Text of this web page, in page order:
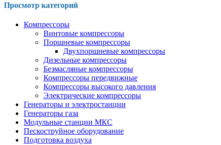
Просмотр категорий
Компрессоры
Винтовые компрессоры
Поршневые компрессоры
Двухпоршневые компрессоры
Дизельные компрессоры
Безмасляные компрессоры
Компрессоры передвижные
Компрессоры высокого давления
Электрические компрессоры
Генераторы и электростанции
Генераторы газа
Модульные станции МКС
Пескоструйное оборудование
Подготовка воздуха